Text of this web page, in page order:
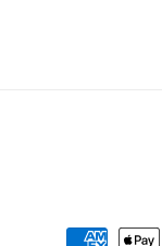
Betalingsmåter